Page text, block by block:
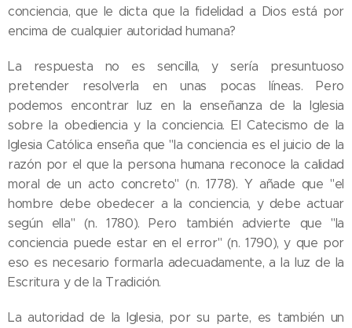
conciencia, que le dicta que la fidelidad a Dios está por
encima de cualquier autoridad humana?
La respuesta no es sencilla, y sería presuntuoso
pretender resolverla en unas pocas líneas. Pero
podemos encontrar luz en la enseñanza de la Iglesia
sobre la obediencia y la conciencia. El Catecismo de la
Iglesia Católica enseña que "la conciencia es el juicio de la
razón por el que la persona humana reconoce la calidad
moral de un acto concreto" (n. 1778). Y añade que "el
hombre debe obedecer a la conciencia, y debe actuar
según ella" (n. 1780). Pero también advierte que "la
conciencia puede estar en el error" (n. 1790), y que por
eso es necesario formarla adecuadamente, a la luz de la
Escritura y de la Tradición.
La autoridad de la Iglesia, por su parte, es también un